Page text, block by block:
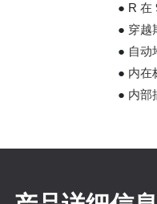
● R在
● 穿越
● 自动
● 内在
● 内部